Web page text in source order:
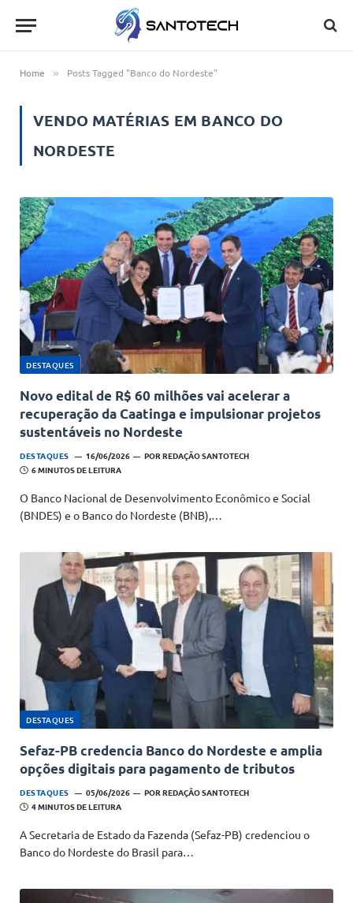
Home » Posts Tagged "Banco do Nordeste"
VENDO MATÉRIAS EM BANCO DO
NORDESTE
DESTAQUES
Novo edital de R$ 60 milhões vai acelerar a
recuperação da Caatinga e impulsionar projetos
sustentáveis no Nordeste
DESTAQUES 16/06/2026 POR REDAÇÃO SANTOTECH
6 MINUTOS DE LEITURA
O Banco Nacional de Desenvolvimento Econômico e Social
(BNDES) e o Banco do Nordeste (BNB),…
DESTAQUES
Sefaz-PB credencia Banco do Nordeste e amplia
opções digitais para pagamento de tributos
DESTAQUES 05/06/2026 POR REDAÇÃO SANTOTECH
4 MINUTOS DE LEITURA
A Secretaria de Estado da Fazenda (Sefaz-PB) credenciou o
Banco do Nordeste do Brasil para…